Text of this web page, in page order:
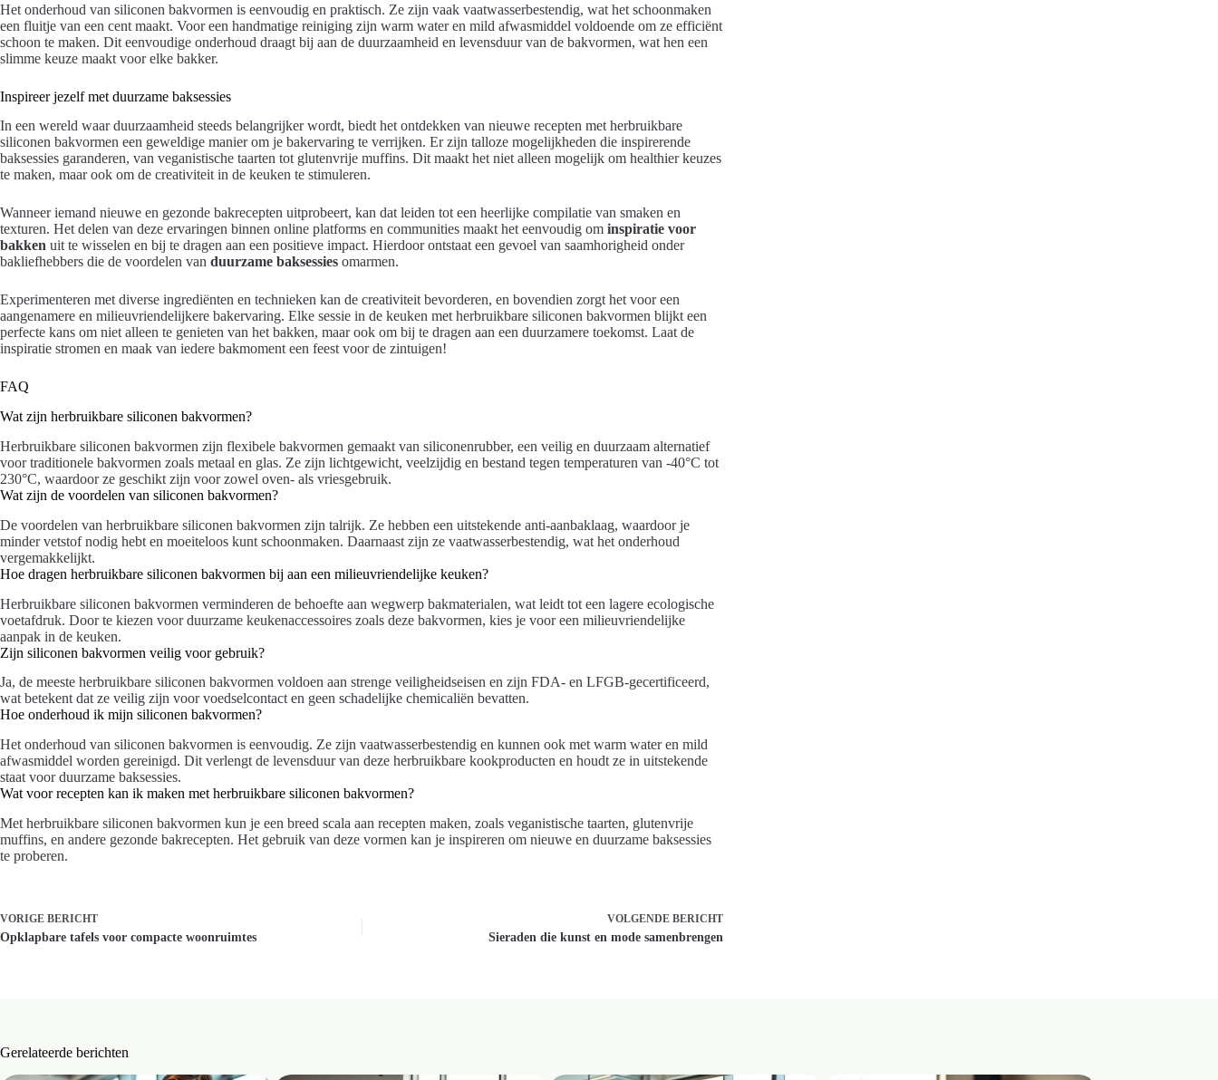
Het onderhoud van siliconen bakvormen is eenvoudig en praktisch. Ze zijn vaak vaatwasserbestendig, wat het schoonmaken
een fluitje van een cent maakt. Voor een handmatige reiniging zijn warm water en mild afwasmiddel voldoende om ze efficiënt
schoon te maken. Dit eenvoudige onderhoud draagt bij aan de duurzaamheid en levensduur van de bakvormen, wat hen een
slimme keuze maakt voor elke bakker.
Inspireer jezelf met duurzame baksessies
In een wereld waar duurzaamheid steeds belangrijker wordt, biedt het ontdekken van nieuwe recepten met herbruikbare
siliconen bakvormen een geweldige manier om je bakervaring te verrijken. Er zijn talloze mogelijkheden die inspirerende
baksessies garanderen, van veganistische taarten tot glutenvrije muffins. Dit maakt het niet alleen mogelijk om healthier keuzes
te maken, maar ook om de creativiteit in de keuken te stimuleren.
Wanneer iemand nieuwe en gezonde bakrecepten uitprobeert, kan dat leiden tot een heerlijke compilatie van smaken en
texturen. Het delen van deze ervaringen binnen online platforms en communities maakt het eenvoudig om inspiratie voor
bakken uit te wisselen en bij te dragen aan een positieve impact. Hierdoor ontstaat een gevoel van saamhorigheid onder
bakliefhebbers die de voordelen van duurzame baksessies omarmen.
Experimenteren met diverse ingrediënten en technieken kan de creativiteit bevorderen, en bovendien zorgt het voor een
aangenamere en milieuvriendelijkere bakervaring. Elke sessie in de keuken met herbruikbare siliconen bakvormen blijkt een
perfecte kans om niet alleen te genieten van het bakken, maar ook om bij te dragen aan een duurzamere toekomst. Laat de
inspiratie stromen en maak van iedere bakmoment een feest voor de zintuigen!
FAQ
Wat zijn herbruikbare siliconen bakvormen?
Herbruikbare siliconen bakvormen zijn flexibele bakvormen gemaakt van siliconenrubber, een veilig en duurzaam alternatief
voor traditionele bakvormen zoals metaal en glas. Ze zijn lichtgewicht, veelzijdig en bestand tegen temperaturen van -40°C tot
230°C, waardoor ze geschikt zijn voor zowel oven- als vriesgebruik.
Wat zijn de voordelen van siliconen bakvormen?
De voordelen van herbruikbare siliconen bakvormen zijn talrijk. Ze hebben een uitstekende anti-aanbaklaag, waardoor je
minder vetstof nodig hebt en moeiteloos kunt schoonmaken. Daarnaast zijn ze vaatwasserbestendig, wat het onderhoud
vergemakkelijkt.
Hoe dragen herbruikbare siliconen bakvormen bij aan een milieuvriendelijke keuken?
Herbruikbare siliconen bakvormen verminderen de behoefte aan wegwerp bakmaterialen, wat leidt tot een lagere ecologische
voetafdruk. Door te kiezen voor duurzame keukenaccessoires zoals deze bakvormen, kies je voor een milieuvriendelijke
aanpak in de keuken.
Zijn siliconen bakvormen veilig voor gebruik?
Ja, de meeste herbruikbare siliconen bakvormen voldoen aan strenge veiligheidseisen en zijn FDA- en LFGB-gecertificeerd,
wat betekent dat ze veilig zijn voor voedselcontact en geen schadelijke chemicaliën bevatten.
Hoe onderhoud ik mijn siliconen bakvormen?
Het onderhoud van siliconen bakvormen is eenvoudig. Ze zijn vaatwasserbestendig en kunnen ook met warm water en mild
afwasmiddel worden gereinigd. Dit verlengt de levensduur van deze herbruikbare kookproducten en houdt ze in uitstekende
staat voor duurzame baksessies.
Wat voor recepten kan ik maken met herbruikbare siliconen bakvormen?
Met herbruikbare siliconen bakvormen kun je een breed scala aan recepten maken, zoals veganistische taarten, glutenvrije
muffins, en andere gezonde bakrecepten. Het gebruik van deze vormen kan je inspireren om nieuwe en duurzame baksessies
te proberen.
VORIGE BERICHT
Opklapbare tafels voor compacte woonruimtes
VOLGENDEBERICHT
Sieraden die kunst en mode samenbrengen
Gerelateerde berichten